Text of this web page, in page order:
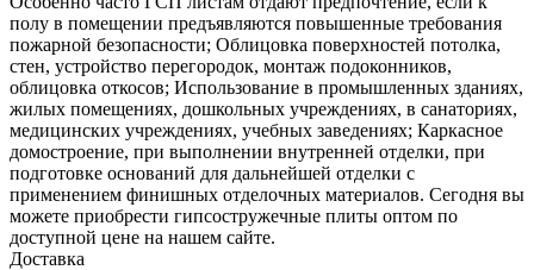
полу в помещении предъявляются повышенные требования
пожарной безопасности; Облицовка поверхностей потолка,
стен, устройство перегородок, монтаж подоконников,
облицовка откосов; Использование в промышленных зданиях,
жилых помещениях, дошкольных учреждениях, в санаториях,
медицинских учреждениях, учебных заведениях; Каркасное
домостроение, при выполнении внутренней отделки, при
подготовке оснований для дальнейшей отделки с
применением финишных отделочных материалов. Сегодня вы
можете приобрести гипсостружечные плиты оптом по
доступной цене на нашем сайте.
Доставка